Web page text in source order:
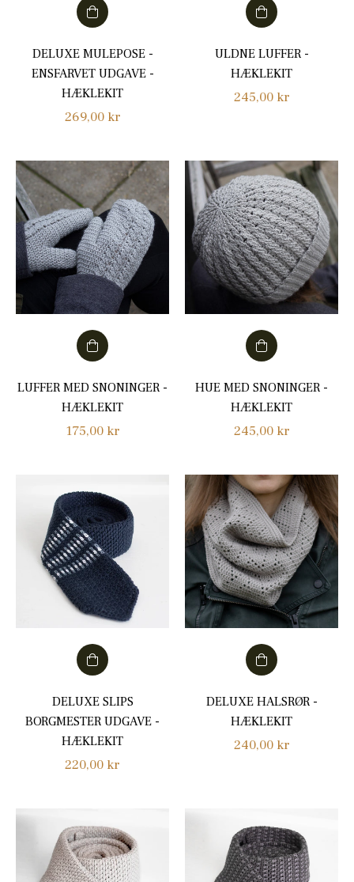
DELUXE MULEPOSE -
ENSFARVET UDGAVE -
HÆKLEKIT
Normalpris
269,00 kr
ULDNE LUFFER -
HÆKLEKIT
Normalpris
245,00 kr
LUFFER MED SNONINGER -
HÆKLEKIT
Normalpris
175,00 kr
HUE MED SNONINGER -
HÆKLEKIT
Normalpris
245,00 kr
DELUXE SLIPS
BORGMESTER UDGAVE -
HÆKLEKIT
Normalpris
220,00 kr
DELUXE HALSRØR -
HÆKLEKIT
Normalpris
240,00 kr